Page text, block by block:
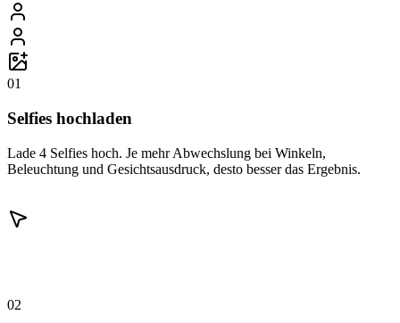
01
Selfies hochladen
Lade 4 Selfies hoch. Je mehr Abwechslung bei Winkeln,
Beleuchtung und Gesichtsausdruck, desto besser das Ergebnis.
02